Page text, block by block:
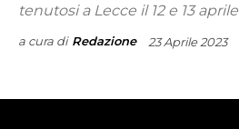
tenutosi a Lecce il 12 e 13 aprile
a cura di Redazione 23 Aprile 2023